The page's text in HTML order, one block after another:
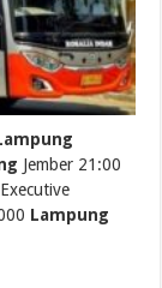
Jember 21:00
Lampung